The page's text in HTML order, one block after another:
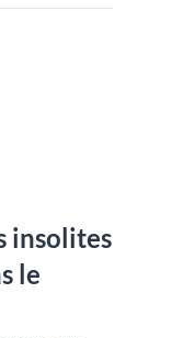
insolites
le